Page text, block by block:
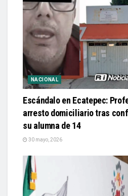
NACIONAL
Escándalo en Ecatepec:
arresto domiciliario tras
su alumna de 14
30 mayo, 2026